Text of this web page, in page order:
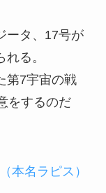
ータ、17号が
る。
第7宇宙の戦
をするのだ
本名ラピス）